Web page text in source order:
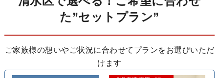
た”セットプラン”
ご家族様の想いやご状況に合わせてプランをお選びいただ
けます